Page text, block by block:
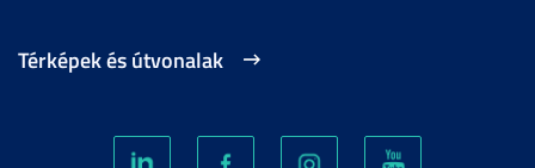
Térképek és útvonalak